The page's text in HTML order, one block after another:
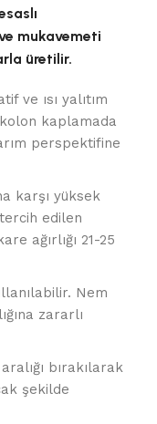
mukavemeti
üretilir.
ve ısı yalıtım
kaplamada
perspektifine
karşı yüksek
tercih edilen
ağırlığı 21-25
Nem
zararlı
bırakılarak
şekilde